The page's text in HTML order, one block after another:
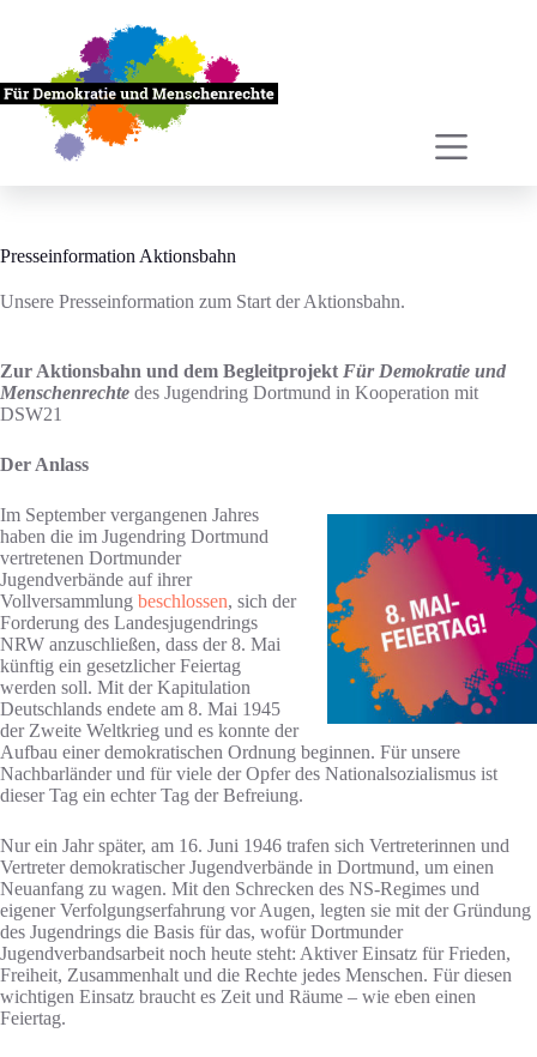
Presseinformation Aktionsbahn
Unsere Presseinformation zum Start der Aktionsbahn.
Zur Aktionsbahn und dem Begleitprojekt Für Demokratie und
Menschenrechte des Jugendring Dortmund in Kooperation mit
DSW21
Der Anlass
Im September vergangenen Jahres
haben die im Jugendring Dortmund
vertretenen Dortmunder
Jugendverbände auf ihrer
Vollversammlung beschlossen, sich der
Forderung des Landesjugendrings
NRW anzuschließen, dass der 8. Mai
künftig ein gesetzlicher Feiertag
werden soll. Mit der Kapitulation
Deutschlands endete am 8. Mai 1945
der Zweite Weltkrieg und es konnte der
Aufbau einer demokratischen Ordnung beginnen. Für unsere
Nachbarländer und für viele der Opfer des Nationalsozialismus ist
dieser Tag ein echter Tag der Befreiung.
Nur ein Jahr später, am 16. Juni 1946 trafen sich Vertreterinnen und
Vertreter demokratischer Jugendverbände in Dortmund, um einen
Neuanfang zu wagen. Mit den Schrecken des NS-Regimes und
eigener Verfolgungserfahrung vor Augen, legten sie mit der Gründung
des Jugendrings die Basis für das, wofür Dortmunder
Jugendverbandsarbeit noch heute steht: Aktiver Einsatz für Frieden,
Freiheit, Zusammenhalt und die Rechte jedes Menschen. Für diesen
wichtigen Einsatz braucht es Zeit und Räume – wie eben einen
Feiertag.